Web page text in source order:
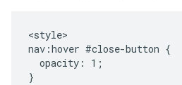
<style>
nav:hover #close-button {
  opacity: 1;
}